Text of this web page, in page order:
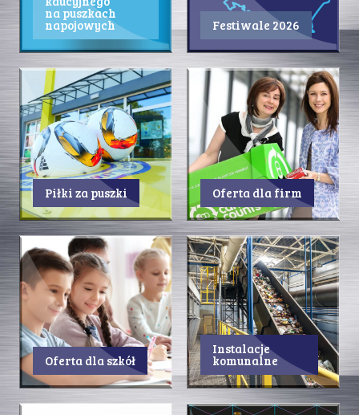
na puszkach
napojowych Festiwale 2026
Piłki za puszki Oferta dla firm
Oferta dla szkół
Instalacje
komunalne